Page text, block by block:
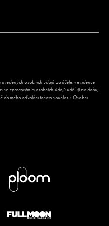
osobních údajů za účelem evidence
se zpracováním osobních údajů uděluji na dobu,
do mého odvolání tohoto souhlasu. Osobní